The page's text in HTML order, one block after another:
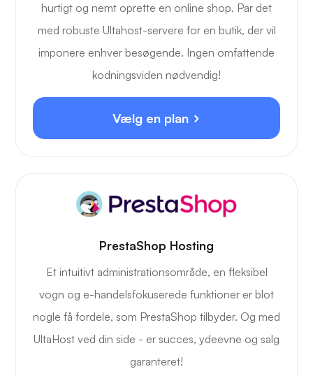
hurtigt og nemt oprette en online shop. Par det
med robuste Ultahost-servere for en butik, der vil
imponere enhver besøgende. Ingen omfattende
kodningsviden nødvendig!
Vælg en plan
PrestaShop Hosting
Et intuitivt administrationsområde, en fleksibel
vogn og e-handelsfokuserede funktioner er blot
nogle få fordele, som PrestaShop tilbyder. Og med
UltaHost ved din side - er succes, ydeevne og salg
garanteret!